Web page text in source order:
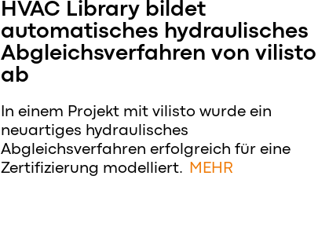
HVAC Library bildet
automatisches hydraulisches
Abgleichsverfahren von vilisto
ab
In einem Projekt mit vilisto wurde ein
neuartiges hydraulisches
Abgleichsverfahren erfolgreich für eine
Zertifizierung modelliert.
MEHR